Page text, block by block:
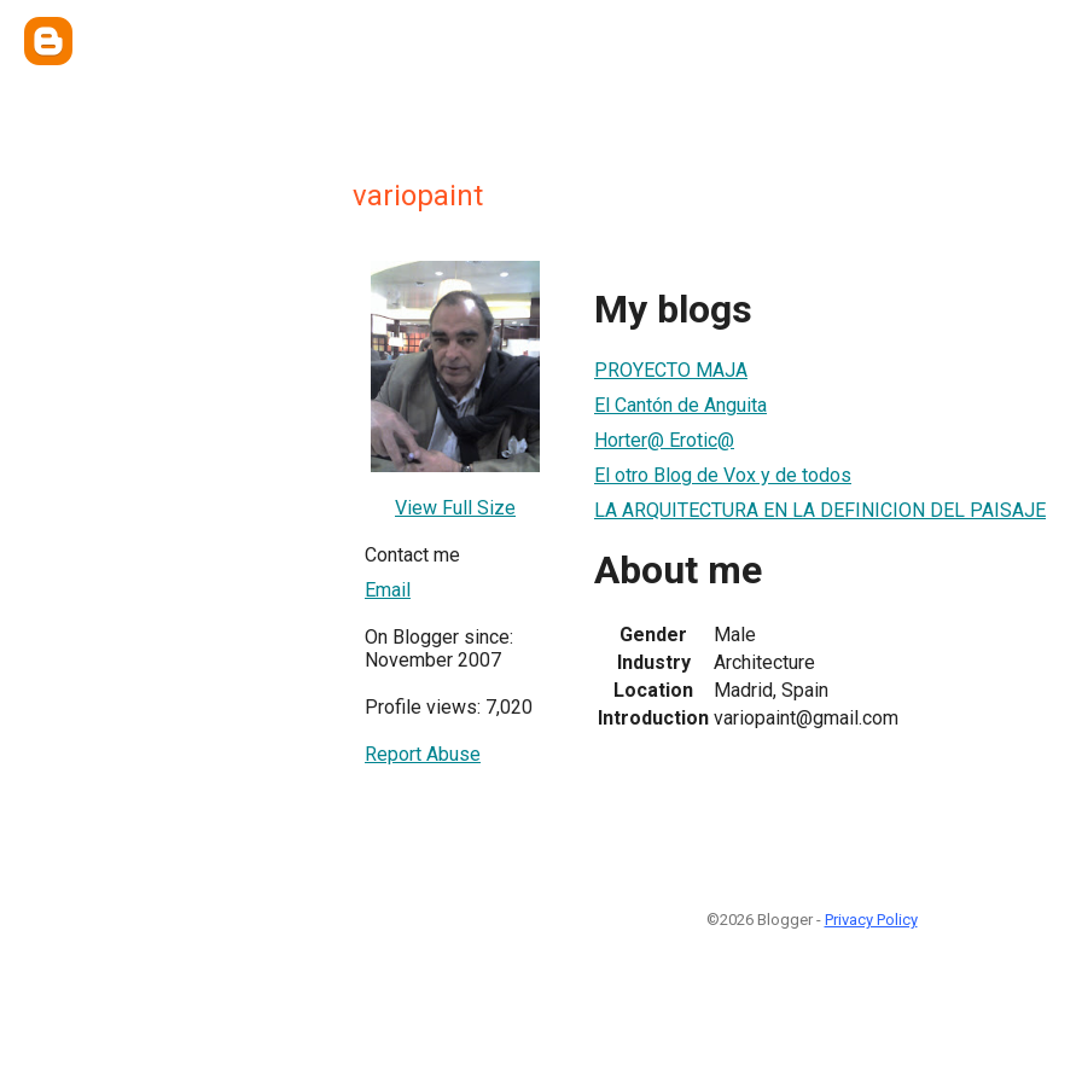
variopaint
View Full Size
Contact me
Email
On Blogger since:
November 2007
Profile views: 7,020
Report Abuse
My blogs
PROYECTO MAJA
El Cantón de Anguita
Horter@ Erotic@
El otro Blog de Vox y de todos
LA ARQUITECTURA EN LA DEFINICION DEL PAISAJE
About me
Gender
Male
Industry
Architecture
Location
Madrid, Spain
Introduction variopaint@gmail.com
©2026 Blogger - Privacy Policy